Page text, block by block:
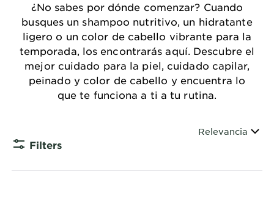
STYLING
HAIR
COLOR
SERVICES
Garnier
¿No sabes por dónde comenzar? Cuando
busques un shampoo nutritivo, un hidratante
ligero o un color de cabello vibrante para la
temporada, los encontrarás aquí. Descubre el
mejor cuidado para la piel, cuidado capilar,
peinado y color de cabello y encuentra lo
que te funciona a ti a tu rutina.
Filters
Ordenar por
Relevancia